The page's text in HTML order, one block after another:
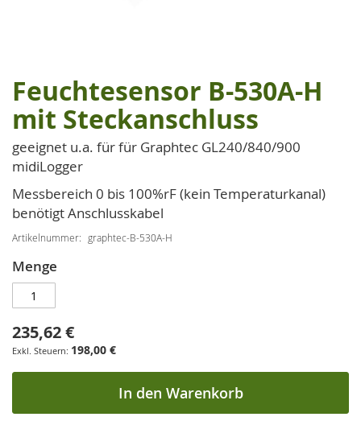
Zum
Anfang
der
Bildgalerie
springen
Feuchtesensor B-530A-H
mit Steckanschluss
geeignet u.a. für für Graphtec GL240/840/900
midiLogger
Messbereich 0 bis 100%rF (kein Temperaturkanal)
benötigt Anschlusskabel
Artikelnummer graphtec-B-530A-H
Menge
235,62 €
198,00 €
In den Warenkorb